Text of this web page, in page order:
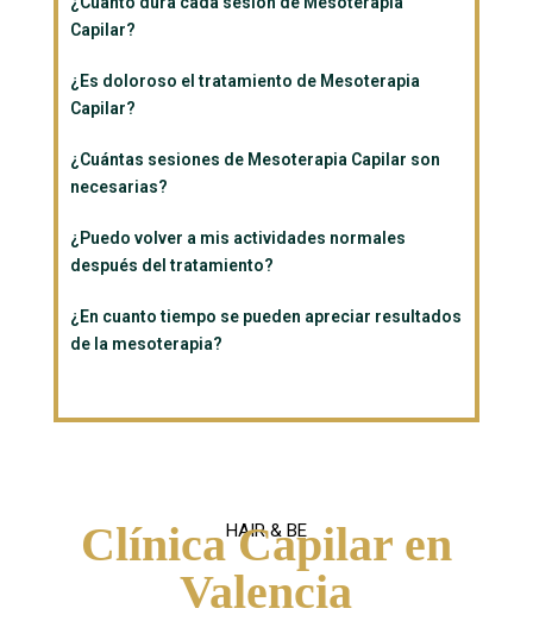
Capilar?
¿Es doloroso el tratamiento de Mesoterapia
Capilar?
¿Cuántas sesiones de Mesoterapia Capilar son
necesarias?
¿Puedo volver a mis actividades normales
después del tratamiento?
¿En cuanto tiempo se pueden apreciar resultados
de la mesoterapia?
HAIR & BE
Clínica Capilar en
Valencia